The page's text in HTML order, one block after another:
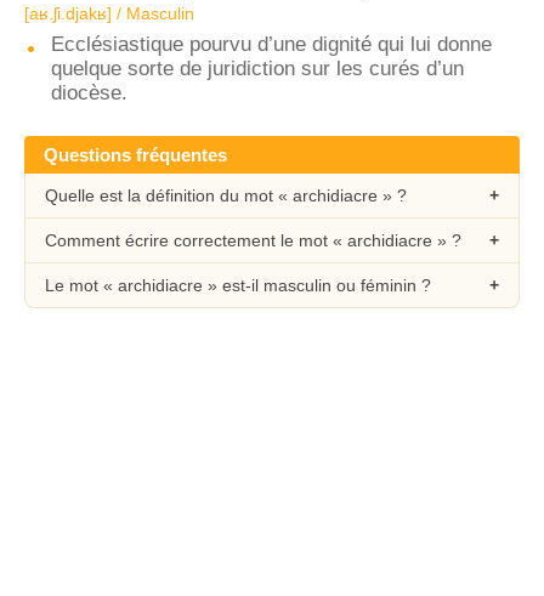
[aʁ.ʃi.djakʁ] / Masculin
Ecclésiastique pourvu d’une dignité qui lui donne
quelque sorte de juridiction sur les curés d’un
diocèse.
Questions fréquentes
Quelle est la définition du mot « archidiacre » ?
Comment écrire correctement le mot « archidiacre » ?
Le mot « archidiacre » est-il masculin ou féminin ?